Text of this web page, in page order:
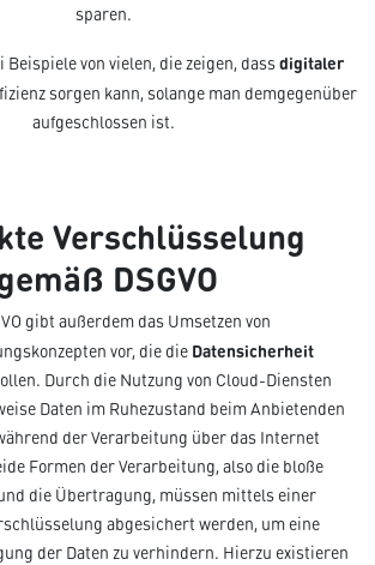
sparen.
Beispiele von vielen, die zeigen, dassdigitaler
sorgen kann, solange man demgegenüber
aufgeschlossen ist.
Verschlüsselung
DSGVO
gibt außerdem das Umsetzen von
vor, die die Datensicherheit
Durch die Nutzung von Cloud-Diensten
Daten im Ruhezustand beim Anbietenden
der Verarbeitung über das Internet
Formen der Verarbeitung, also die bloße
die Übertragung, müssen mittels einer
abgesichert werden, um eine
der Daten zu verhindern. Hierzu existieren